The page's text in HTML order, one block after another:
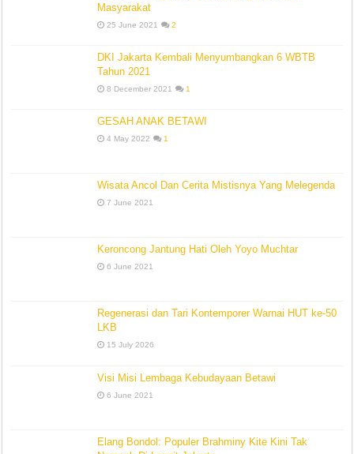
Masyarakat
25 June 2021 2
DKI Jakarta Kembali Menyumbangkan 6 WBTB
Tahun 2021
8 December 2021 1
GESAH ANAK BETAWI
4 May 2022 1
Wisata Ancol Dan Cerita Mistisnya Yang Melegenda
7 June 2021
Keroncong Jantung Hati Oleh Yoyo Muchtar
6 June 2021
Regenerasi dan Tari Kontemporer Warnai HUT ke-50
LKB
15 July 2026
Visi Misi Lembaga Kebudayaan Betawi
6 June 2021
Elang Bondol: Populer Brahminy Kite Kini Tak